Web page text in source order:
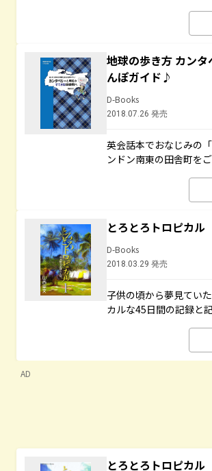
地球の歩き方 カン
んぽガイド♪
D-Books
2018.07.26 発売
英会話本でおなじみの
ンドン南東の田舎町をご
とろとろトロピカ
D-Books
2018.03.29 発売
子供の頃から夢見てい
カルな45日間の記録と記
AD
とろとろトロピカ